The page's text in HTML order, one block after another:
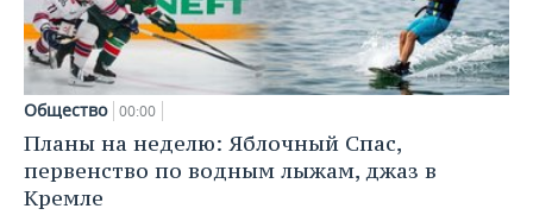
Общество 00:00
Планы на неделю: Яблочный Спас,
первенство по водным лыжам, джаз в
Кремле